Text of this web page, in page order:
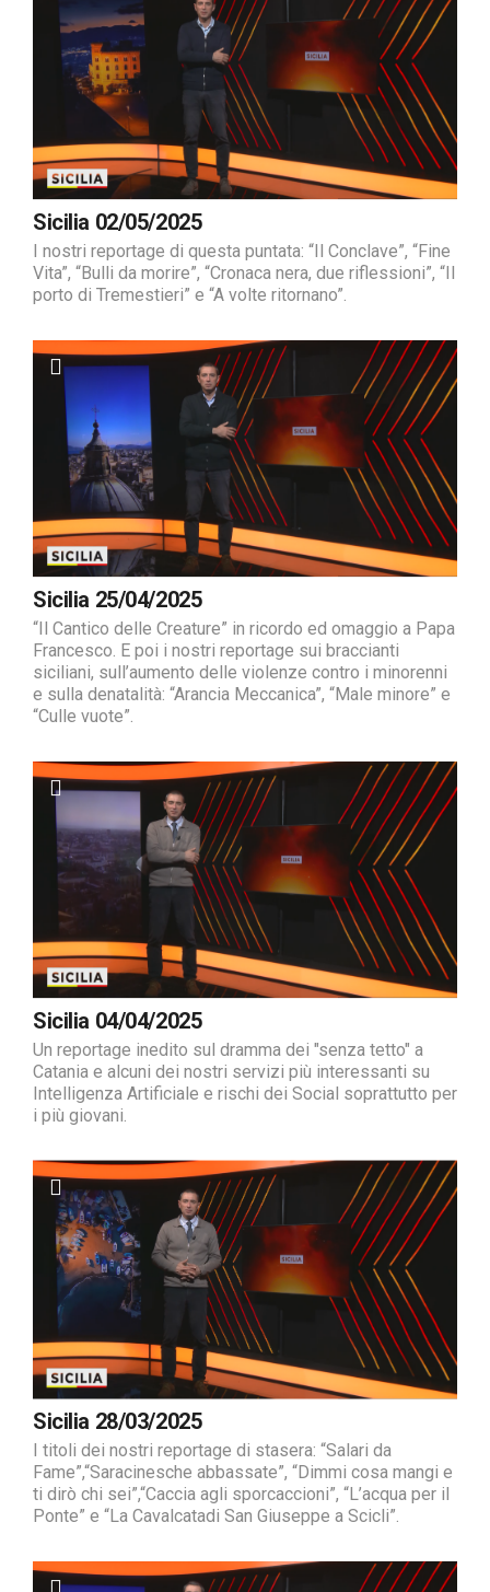
Sicilia 02/05/2025
I nostri reportage di questa puntata: “Il Conclave”, “Fine
Vita”, “Bulli da morire”, “Cronaca nera, due riflessioni”, “Il
porto di Tremestieri” e “A volte ritornano”.
Sicilia 25/04/2025
“Il Cantico delle Creature” in ricordo ed omaggio a Papa
Francesco. E poi i nostri reportage sui braccianti
siciliani, sull’aumento delle violenze contro i minorenni
e sulla denatalità: “Arancia Meccanica”, “Male minore” e
“Culle vuote”.
Sicilia 04/04/2025
Un reportage inedito sul dramma dei "senza tetto" a
Catania e alcuni dei nostri servizi più interessanti su
Intelligenza Artificiale e rischi dei Social soprattutto per
i più giovani.
Sicilia 28/03/2025
I titoli dei nostri reportage di stasera: “Salari da
Fame”,“Saracinesche abbassate”, “Dimmi cosa mangi e
ti dirò chi sei”,“Caccia agli sporcaccioni”, “L’acqua per il
Ponte” e “La Cavalcatadi San Giuseppe a Scicli”.